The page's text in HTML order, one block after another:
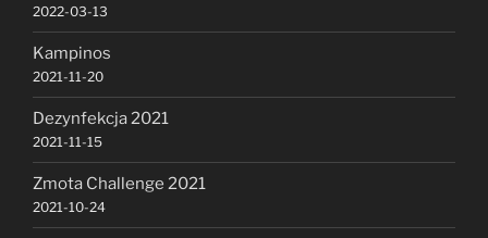
2022-03-13
Kampinos
2021-11-20
Dezynfekcja 2021
2021-11-15
Zmota Challenge 2021
2021-10-24